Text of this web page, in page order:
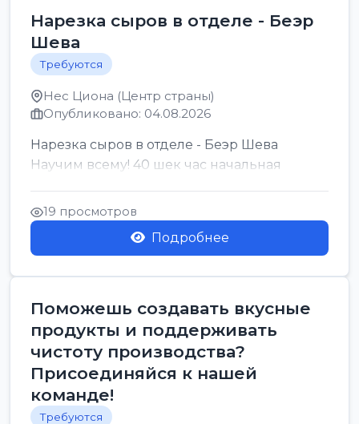
Нарезка сыров в отделе - Беэр
Шева
Требуются
Нес Циона (Центр страны)
Опубликовано: 04.08.2026
Нарезка сыров в отделе - Беэр Шева
Научим всему! 40 шек час начальная
19 просмотров
Подробнее
Поможешь создавать вкусные
продукты и поддерживать
чистоту производства?
Присоединяйся к нашей
команде!
Требуются